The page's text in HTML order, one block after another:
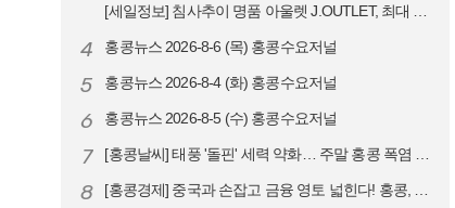
[세일정보] 침사추이 명품 아울렛 J.OUTLET, 최대 90% 빅 세일…
4 홍콩뉴스 2026-8-6 (목) 홍콩수요저널
5 홍콩뉴스 2026-8-4 (화) 홍콩수요저널
6 홍콩뉴스 2026-8-5 (수) 홍콩수요저널
7 [홍콩날씨] 태풍 '돌핀' 세력 약화… 주말 홍콩 폭염 예고
8 [홍콩경제] 중국과 손잡고 금융 영토 넓힌다! 홍콩, 10대 신규 정책 …